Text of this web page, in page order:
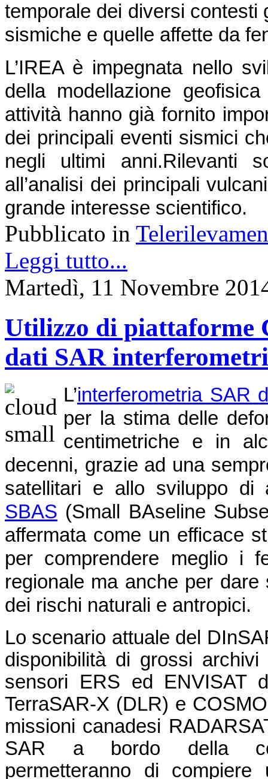
temporale dei diversi contesti
sismiche e quelle affette da
L’IREA è impegnata nello
della modellazione
attività hanno già fornito
dei principali eventi sismici
negli ultimi anni.Rilevanti
all’analisi dei principali
grande interesse scientifico.
Pubblicato in
Leggi tutto...
Martedì, 11 Novembre
Utilizzo di piattaforme
dati SAR
L’interferometria SAR
per la stima delle
centimetriche e in
decenni, grazie ad una
satellitari e allo sviluppo
SBAS (Small BAseline
affermata come un efficace
per comprendere meglio i
regionale ma anche per
dei rischi naturali e antropici.
Lo scenario attuale del
disponibilità di grossi
sensori ERS ed ENVISAT
TerraSAR-X (DLR) e
missioni canadesi
SAR a bordo della
permetteranno di